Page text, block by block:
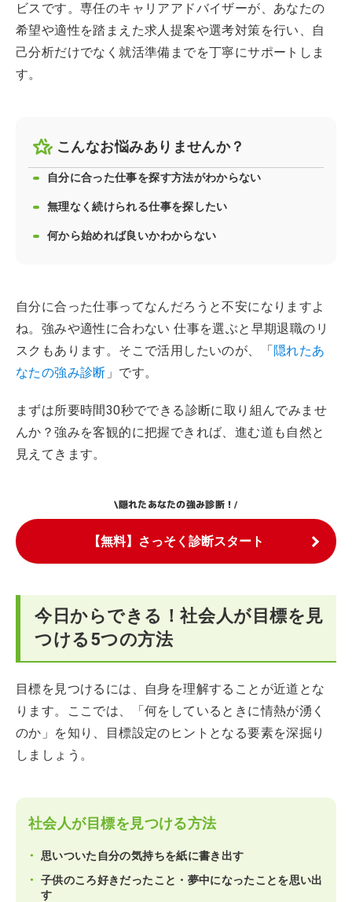
ビスです。専任のキャリアアドバイザーが、あなたの
希望や適性を踏まえた求人提案や選考対策を行い、自
己分析だけでなく就活準備までを丁寧にサポートしま
す。
こんなお悩みありませんか？
自分に合った仕事を探す方法がわからない
無理なく続けられる仕事を探したい
何から始めれば良いかわからない
自分に合った仕事ってなんだろうと不安になりますよ
ね。強みや適性に合わない 仕事を選ぶと早期退職のリ
スクもあります。そこで活用したいのが、「隠れたあ
なたの強み診断 」です。
まずは所要時間30秒でできる診断に取り組んでみませ
んか？強みを客観的に把握できれば、進む道も自然と
見えてきます。
\隠れたあなたの強み診断！/
【無料】さっそく診断スタート
今日からできる！社会人が目標を見
つける5つの方法
目標を見つけるには、自身を理解することが近道とな
ります。ここでは、「何をしているときに情熱が湧く
のか」を知り、目標設定のヒントとなる要素を深掘り
しましょう。
社会人が目標を見つける方法
思いついた自分の気持ちを紙に書き出す
子供のころ好きだったこと・夢中になったことを思い出
す